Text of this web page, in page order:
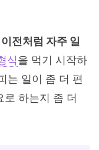
전처럼 자주 일
식을 먹기 시작하
는 일이 좀 더 편
하는지 좀 더